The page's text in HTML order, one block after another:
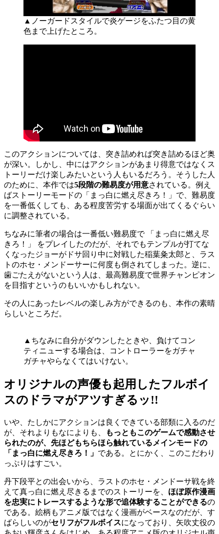
▲ノーガードスタイルで炎ゲージをふたつ目の黄
色まで上げたところ。
このアクションについては、突き詰めれば突き詰めるほど奥
が深い。しかし、中にはアクションがあまり得意ではなくス
トーリーだけ楽しみたいという人もいるだろう。そうした人
のために、本作では5段階の難易度が用意されている。例え
ばストーリーモードの「まっ白に燃え尽きろ！」で、難易度
を一番低くしても、ある程度苦労する場面が出てくるぐらい
に調整されている。
ちなみに筆者の場合は一番低い難易度で 「まっ白に燃え尽
きろ！」 をプレイしたのだが、それでもテンプルが打てな
くなったジョーがドサ回り中に対戦した稲葉粂太郎と、ラス
トのホセ・メンドーサーに何度も倒されてしまった。逆に、
歯ごたえがないという人は、最高難易度で世界チャンピオン
を目指すというのもいいかもしれない。
その人にあったレベルの楽しみ方ができるのも、本作の素晴
らしいところだ。
▲ちなみに自分がダウンしたときや、負けてコン
ティニューする場合は、コントローラーをガチャ
ガチャやらなくてはいけない。
オリジナルの声優も起用したフルボイ
スのドラマがアツすぎるッ!!
いや、たしかにアクションは良くできている部類に入るのだ
が、それよりもなによりも、
もっともこのゲームで感動させ
られたのが、先ほどもちらほら触れているメインモードの
「まっ白に燃え尽きろ！」 である。とにかく、このこだわり
っぷりはすごい。
丹下段平との出会いから、ラストのホセ・メンドーサ戦を終
えて真っ白に燃え尽きるまでのストーリーを、 ほぼ原作漫画
を忠実にトレースするような形で追体験することができるの
である。絵柄もアニメ版ではなく漫画がベースなのだが、す
ばらしいのがセリフがフルボイスになっており、矢吹丈役の